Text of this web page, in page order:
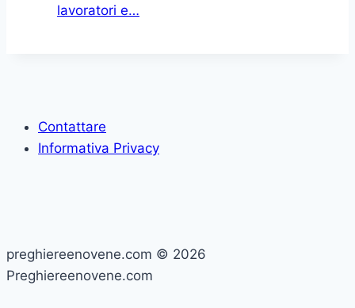
lavoratori e…
Contattare
Informativa Privacy
preghiereenovene.com © 2026
Preghiereenovene.com